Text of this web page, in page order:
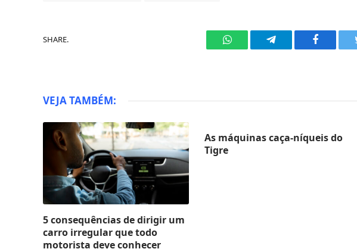
SHARE.
WhatsAppTelegram Facebook
VEJA TAMBÉM:
5 consequências de dirigir um
carro irregular que todo
motorista deve conhecer
As máquinas caça-níqueis do
Tigre